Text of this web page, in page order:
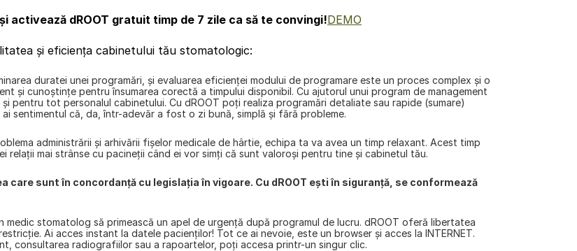
și activează dROOT gratuit timp de 7 zile ca să te convingi!DEMO
și eficiența cabinetului tău stomatologic:
duratei unei programări, și evaluarea eficienței modului de programare este un proces complex și o
și cunoștințe pentru însumarea corectă a timpului disponibil. Cu ajutorul unui program de management
pentru tot personalul cabinetului. Cu dROOT poți realiza programări detaliate sau rapide (sumare)
sentimentul că, da, într-adevăr a fost o zi bună, simplă și fără probleme.
administrării și arhivării fișelor medicale de hârtie, echipa ta va avea un timp relaxant. Acest timp
mai strânse cu pacineții când ei vor simți că sunt valoroși pentru tine și cabinetul tău.
sunt în concordanță cu legislația în vigoare. Cu dROOT ești în siguranță, se conformează
medic stomatolog să primească un apel de urgență după programul de lucru. dROOT oferă libertatea
Ai acces instant la datele pacienților! Tot ce ai nevoie, este un browser și acces la INTERNET.
consultarea radiografiilor sau a rapoartelor, poţi accesa printr-un singur clic.